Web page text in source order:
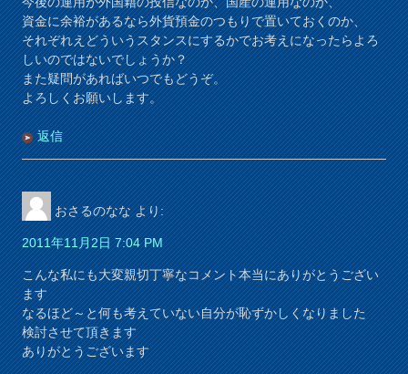
資金に余裕があるなら外貨預金のつもりで置いておくのか、
それぞれえどういうスタンスにするかでお考えになったらよろ
しいのではないでしょうか？
また疑問があればいつでもどうぞ。
よろしくお願いします。
返信
おさるのなな より:
2011年11月2日 7:04 PM
こんな私にも大変親切丁寧なコメント本当にありがとうござい
ます
なるほど～と何も考えていない自分が恥ずかしくなりました
検討させて頂きます
ありがとうございます